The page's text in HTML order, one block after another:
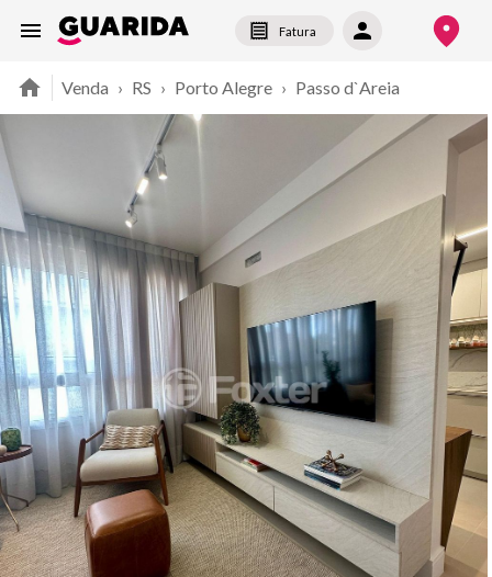
Fatura
Venda › RS › Porto Alegre › Passo d`Areia